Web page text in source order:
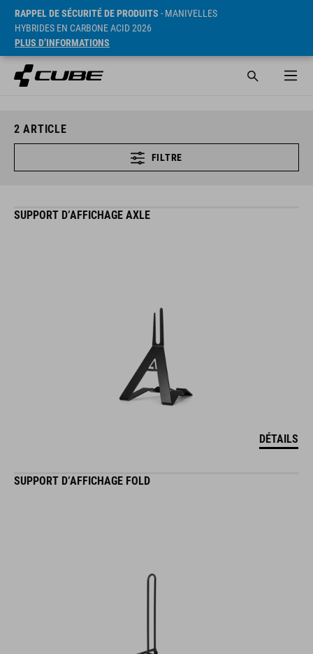
RAPPEL DE SÉCURITÉ DE PRODUITS - MANIVELLES
HYBRIDES EN CARBONE ACID 2026
PLUS D’INFORMATIONS
2 ARTICLE
FILTRE
SUPPORT D’AFFICHAGE AXLE
DÉTAILS
SUPPORT D’AFFICHAGE FOLD